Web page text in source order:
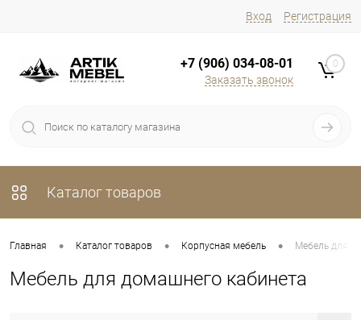
Вход Регистрация
+7 (906) 034-08-01
Заказать звонок
0
Каталог товаров
Главная • Каталог товаров • Корпусная мебель • Мебель для
Мебель для домашнего кабинета